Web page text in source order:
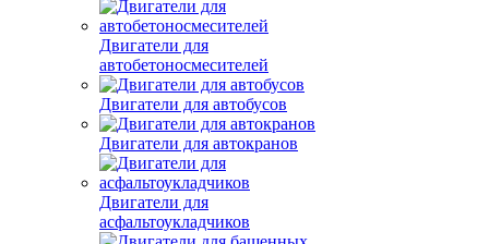
Двигатели для
автобетоносмесителей
Двигатели для автобусов
Двигатели для автокранов
Двигатели для
асфальтоукладчиков